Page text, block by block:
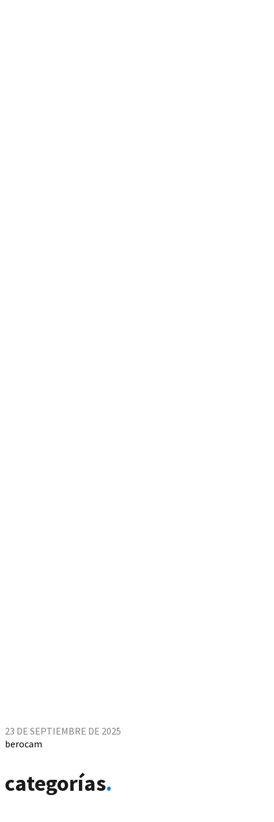
23 DE SEPTIEMBRE DE 2025
berocam
categorías.